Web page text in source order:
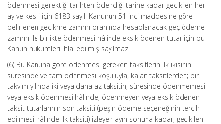
ödenmesi gerektiği tarihten ödendiği tarihe kadar gecikilen her
ay ve kesri için 6183 sayılı Kanunun 51 inci maddesine göre
belirlenen gecikme zammı oranında hesaplanacak geç ödeme
zammı ile birlikte ödenmesi hâlinde eksik ödenen tutar için bu
Kanun hükümleri ihlal edilmiş sayılmaz.
(6) Bu Kanuna göre ödenmesi gereken taksitlerin ilk ikisinin
süresinde ve tam ödenmesi koşuluyla, kalan taksitlerden; bir
takvim yılında iki veya daha az taksitin, süresinde ödenmemesi
veya eksik ödenmesi hâlinde, ödenmeyen veya eksik ödenen
taksit tutarlarının son taksiti (peşin ödeme seçeneğinin tercih
edilmesi hâlinde ilk taksiti) izleyen ayın sonuna kadar, gecikilen